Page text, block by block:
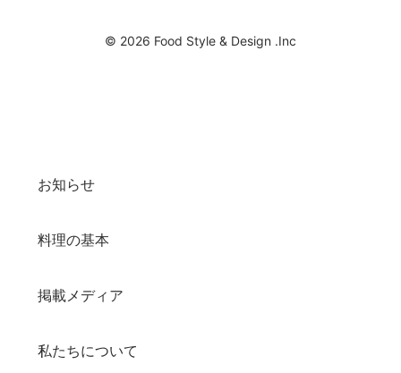
© 2026 Food Style & Design .Inc
お知らせ
料理の基本
掲載メディア
私たちについて